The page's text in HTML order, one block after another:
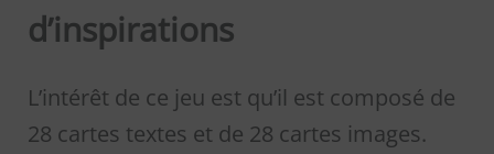
d’inspirations
L’intérêt de ce jeu est qu’il est composé de
28 cartes textes et de 28 cartes images.